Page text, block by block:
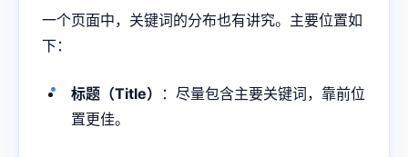
一个页面中，关键词的分布也有讲究。主要位置如
下：
标题（Title）
：尽量包含主要关键词，靠前位
置更佳。